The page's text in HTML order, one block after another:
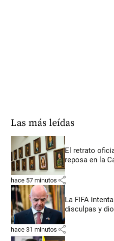
Las más leídas
El retrato
reposa en la
hace 57 minutos share
La FIFA
disculpas y
hace 31 minutos share